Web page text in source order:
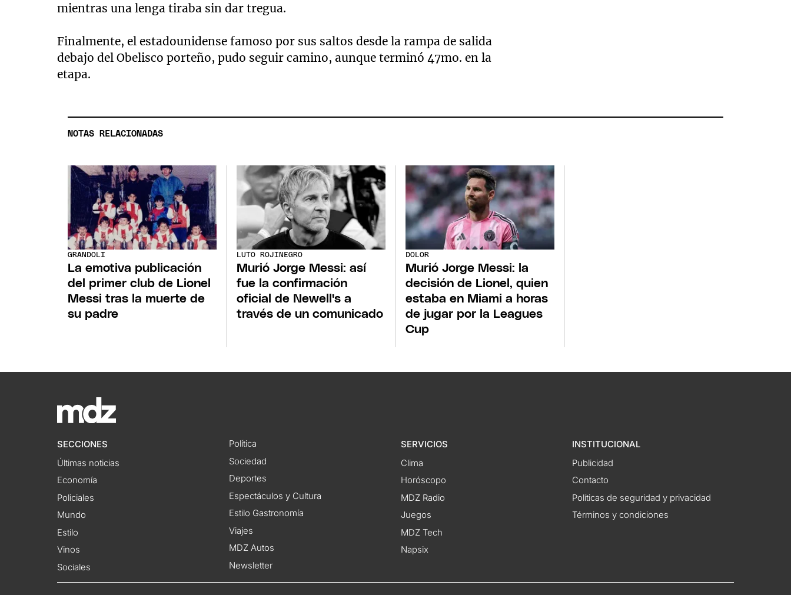
mientras una lenga tiraba sin dar tregua.
Finalmente, el estadounidense famoso por sus saltos desde la rampa de salida
debajo del Obelisco porteño, pudo seguir camino, aunque terminó 47mo. en la
etapa.
NOTAS RELACIONADAS
GRANDOLI
La emotiva publicación
del primer club de Lionel
Messi tras la muerte de
su padre
LUTO ROJINEGRO
Murió Jorge Messi: así
fue la confirmación
oficial de Newell's a
través de un comunicado
DOLOR
Murió Jorge Messi: la
decisión de Lionel, quien
estaba en Miami a horas
de jugar por la Leagues
Cup
SECCIONES
Últimas noticias
Economía
Policiales
Mundo
Estilo
Vinos
Sociales
Política
Sociedad
Deportes
Espectáculos y Cultura
Estilo Gastronomía
Viajes
MDZ Autos
Newsletter
SERVICIOS
Clima
Horóscopo
MDZ Radio
Juegos
MDZ Tech
Napsix
INSTITUCIONAL
Publicidad
Contacto
Políticas de seguridad y privacidad
Términos y condiciones